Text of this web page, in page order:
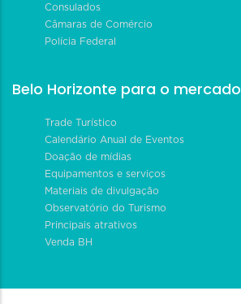
Consulados
Câmaras de Comércio
Polícia Federal
Belo Horizonte para o mercado
Trade Turístico
Calendário Anual de Eventos
Doação de mídias
Equipamentos e serviços
Materiais de divulgação
Observatório do Turismo
Principais atrativos
Venda BH